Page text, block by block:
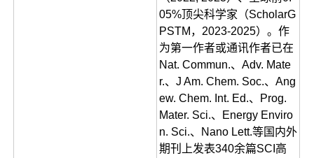
05%顶尖科学家（ScholarG
PSTM，2023-2025）。作
为第一作者或通讯作者已在
Nat. Commun.、Adv. Mate
r.、J Am. Chem. Soc.、Ang
ew. Chem. Int. Ed.、Prog.
Mater. Sci.、Energy Enviro
n. Sci.、Nano Lett.等国内外
期刊上发表340余篇SCI高